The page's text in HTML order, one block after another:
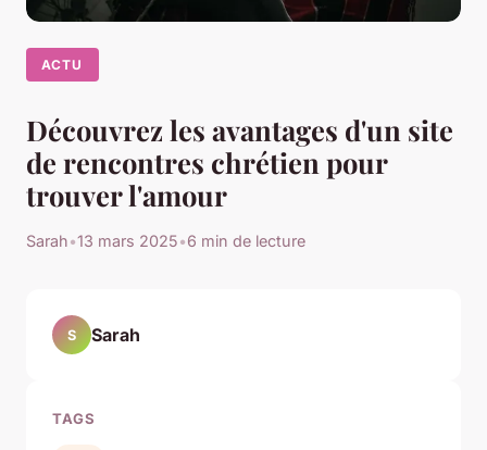
ACTU
Découvrez les avantages d'un site
de rencontres chrétien pour
trouver l'amour
Sarah•13 mars 2025•6 min de lecture
S Sarah
TAGS